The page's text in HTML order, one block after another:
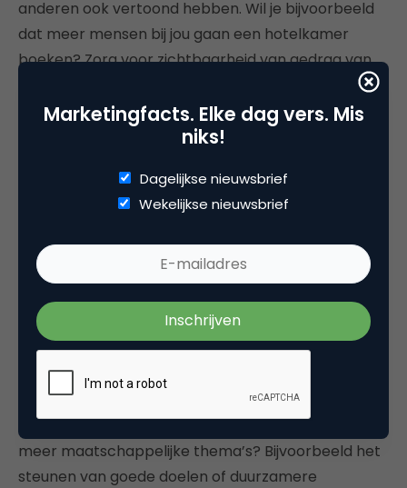
anderen ook vertoond hebben. Wil je bijvoorbeeld
dat meer mensen bij jou gaan een hotelkamer
boeken? Zorg voor zichtbaarheid van gedrag van
anderen en dat mensen zich met elkaar verbonden
voelen.
Al met al kunnen we zeggen dat de wereld van de
interessant is. De gedragsverandering die hieruit
voortkomt is immens. Door het verrassingseffect
raken we verslaafd, door de succesbubbel blijven
we investeren en door de sociale waarde steken we
elkaar aan met enthousiasme en vertrouwen.
Hoe zou het zijn als we zo’n grote
gedragsverandering kunnen bewerkstelligen voor
meer maatschappelijke thema’s? Bijvoorbeeld het
steunen van goede doelen of duurzamere
Marketingfacts. Elke dag vers. Mis
niks!
Dagelijkse nieuwsbrief
Wekelijkse nieuwsbrief